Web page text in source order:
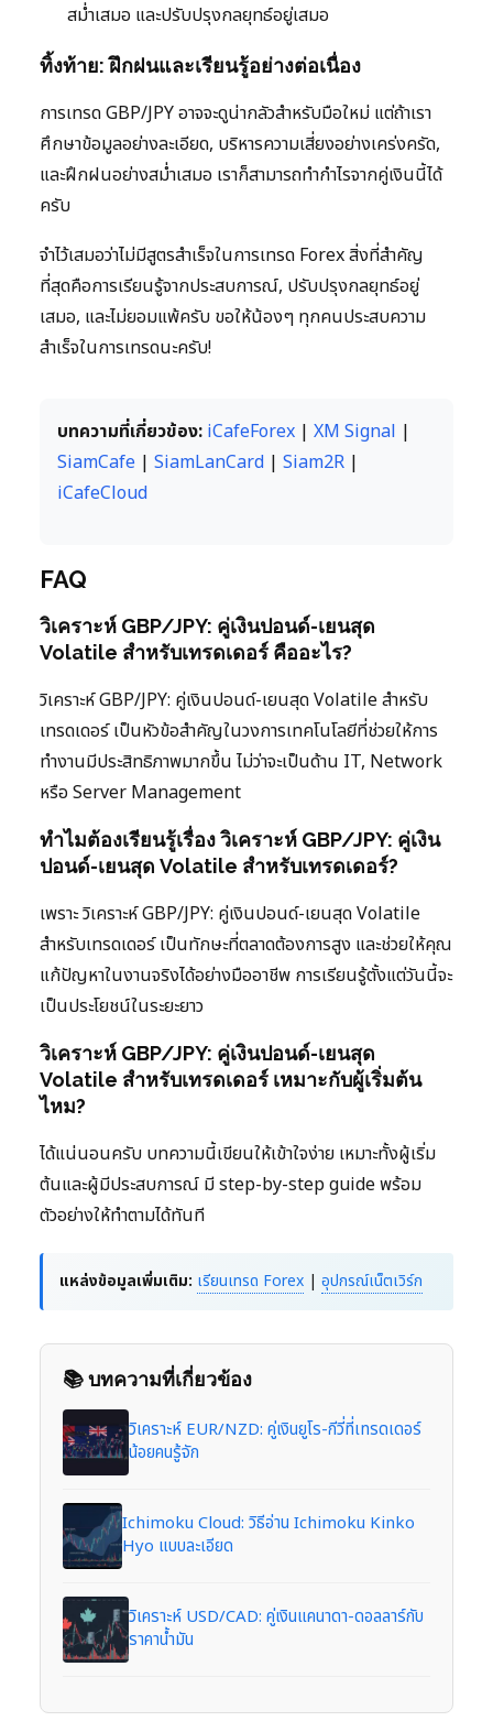
สม่ำเสมอ และปรับปรุงกลยุทธ์อยู่เสมอ
ทิ้งท้าย: ฝึกฝนและเรียนรู้อย่างต่อเนื่อง
การเทรด GBP/JPY อาจจะดูน่ากลัวสำหรับมือใหม่ แต่ถ้าเรา
ศึกษาข้อมูลอย่างละเอียด, บริหารความเสี่ยงอย่างเคร่งครัด,
และฝึกฝนอย่างสม่ำเสมอ เราก็สามารถทำกำไรจากคู่เงินนี้ได้
ครับ
จำไว้เสมอว่าไม่มีสูตรสำเร็จในการเทรด Forex สิ่งที่สำคัญ
ที่สุดคือการเรียนรู้จากประสบการณ์, ปรับปรุงกลยุทธ์อยู่
เสมอ, และไม่ยอมแพ้ครับ ขอให้น้องๆ ทุกคนประสบความ
สำเร็จในการเทรดนะครับ!
บทความที่เกี่ยวข้อง: iCafeForex | XM Signal |
SiamCafe | SiamLanCard | Siam2R |
iCafeCloud
FAQ
วิเคราะห์ GBP/JPY: คู่เงินปอนด์-เยนสุด
Volatile สำหรับเทรดเดอร์ คืออะไร?
วิเคราะห์ GBP/JPY: คู่เงินปอนด์-เยนสุด Volatile สำหรับ
เทรดเดอร์ เป็นหัวข้อสำคัญในวงการเทคโนโลยีที่ช่วยให้การ
ทำงานมีประสิทธิภาพมากขึ้น ไม่ว่าจะเป็นด้าน IT, Network
หรือ Server Management
ทำไมต้องเรียนรู้เรื่อง วิเคราะห์ GBP/JPY: คู่เงิน
ปอนด์-เยนสุด Volatile สำหรับเทรดเดอร์?
เพราะ วิเคราะห์ GBP/JPY: คู่เงินปอนด์-เยนสุด Volatile
สำหรับเทรดเดอร์ เป็นทักษะที่ตลาดต้องการสูง และช่วยให้คุณ
แก้ปัญหาในงานจริงได้อย่างมืออาชีพ การเรียนรู้ตั้งแต่วันนี้จะ
เป็นประโยชน์ในระยะยาว
วิเคราะห์ GBP/JPY: คู่เงินปอนด์-เยนสุด
Volatile สำหรับเทรดเดอร์ เหมาะกับผู้เริ่มต้น
ไหม?
ได้แน่นอนครับ บทความนี้เขียนให้เข้าใจง่าย เหมาะทั้งผู้เริ่ม
ต้นและผู้มีประสบการณ์ มี step-by-step guide พร้อม
ตัวอย่างให้ทำตามได้ทันที
แหล่งข้อมูลเพิ่มเติม: เรียนเทรด Forex | อุปกรณ์เน็ตเวิร์ก
📚 บทความที่เกี่ยวข้อง
วิเคราะห์ EUR/NZD: คู่เงินยูโร-กีวี่ที่เทรดเดอร์
น้อยคนรู้จัก
Ichimoku Cloud: วิธีอ่าน Ichimoku Kinko
Hyo แบบละเอียด
วิเคราะห์ USD/CAD: คู่เงินแคนาดา-ดอลลาร์กับ
ราคาน้ำมัน